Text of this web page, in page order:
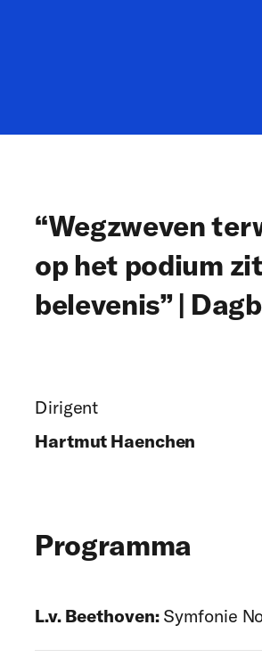
“Wegzweven
op het podium
belevenis” |
Dirigent
Hartmut Haenchen
Programma
L.v. Beethoven:Symfonie